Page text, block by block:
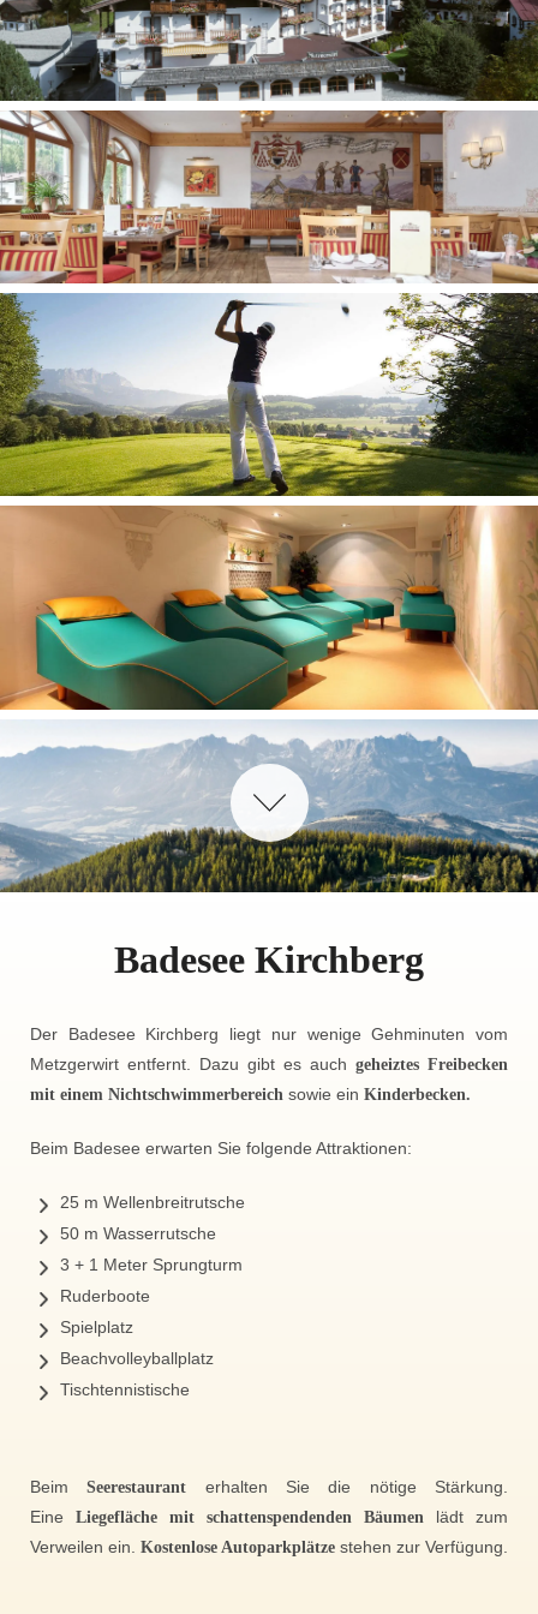
Badesee Kirchberg
Der Badesee Kirchberg liegt nur wenige Gehminuten vom
Metzgerwirt entfernt. Dazu gibt es auch geheiztes Freibecken
mit einem Nichtschwimmerbereich sowie ein Kinderbecken.
Beim Badesee erwarten Sie folgende Attraktionen:
25 m Wellenbreitrutsche
50 m Wasserrutsche
3 + 1 Meter Sprungturm
Ruderboote
Spielplatz
Beachvolleyballplatz
Tischtennistische
BeimSeerestaurant erhalten Sie die nötige Stärkung.
Eine Liegefläche mit schattenspendenden Bäumen lädt zum
Verweilen ein. Kostenlose Autoparkplätze stehen zur Verfügung.